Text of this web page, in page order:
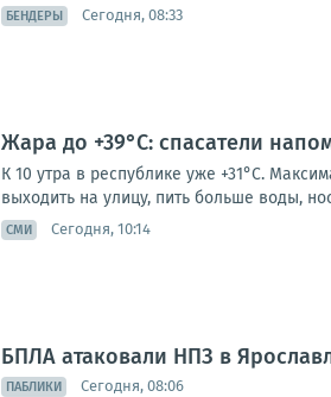
БЕНДЕРЫ Сегодня, 08:33
Жара до +39°С: спасатели
К 10 утра в республике уже +31°С.
выходить на улицу, пить больше воды,
СМИ Сегодня, 10:14
БПЛА атаковали НПЗ в
ПАБЛИКИ Сегодня, 08:06